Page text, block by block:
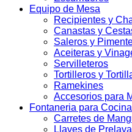
Equipo de Mesa
Recipientes y
Canastas y
Saleros y
Aceiteras y
Servilleteros
Tortilleros y
Ramekines
Accesorios para
Fontaneria para
Carretes de
Llaves de